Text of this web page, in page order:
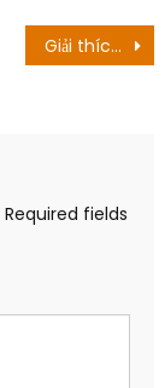
Giải thích về Rings Of Power’s Black Sword Hilt: Thanh kiếm theo đó có chức năng gì?
Required fields